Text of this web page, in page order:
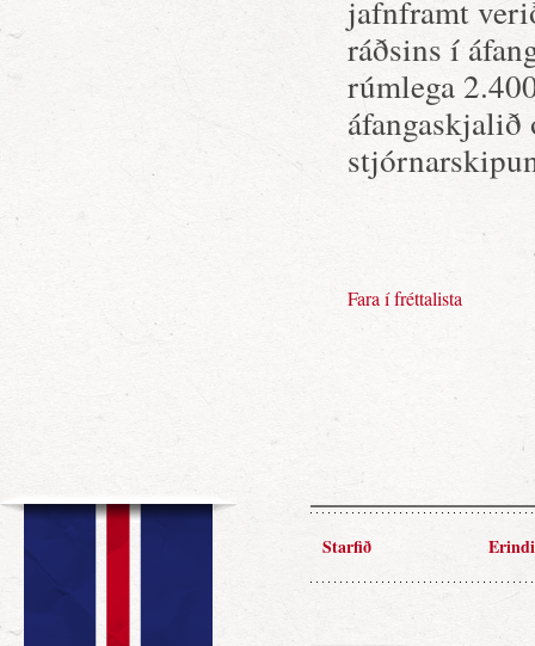
jafnframt
ráðsins í
rúmlega
Fara í fréttalista
Starfið Erindi